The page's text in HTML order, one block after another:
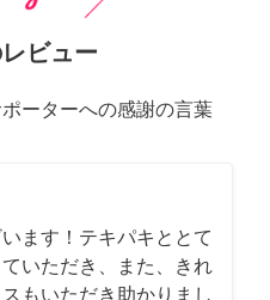
ビュー
ーターへの感謝の言葉
ます！テキパキととて
いただき、また、きれ
もいただき助かりまし